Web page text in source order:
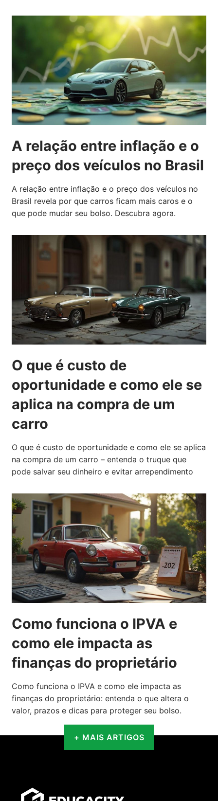
A relação entre inflação e o
preço dos veículos no Brasil
A relação entre inflação e o preço dos veículos no
Brasil revela por que carros ficam mais caros e o
que pode mudar seu bolso. Descubra agora.
O que é custo de
oportunidade e como ele se
aplica na compra de um
carro
O que é custo de oportunidade e como ele se aplica
na compra de um carro – entenda o truque que
pode salvar seu dinheiro e evitar arrependimento
Como funciona o IPVA e
como ele impacta as
finanças do proprietário
Como funciona o IPVA e como ele impacta as
finanças do proprietário: entenda o que altera o
valor, prazos e dicas para proteger seu bolso.
+ MAIS ARTIGOS